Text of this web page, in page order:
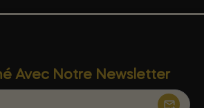
Avec Notre Newsletter